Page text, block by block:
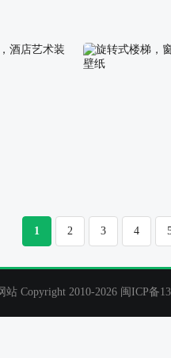
纸 金碧辉煌的长
壁纸
1 2 3 4
Copyright 2010-2026 闽ICP备